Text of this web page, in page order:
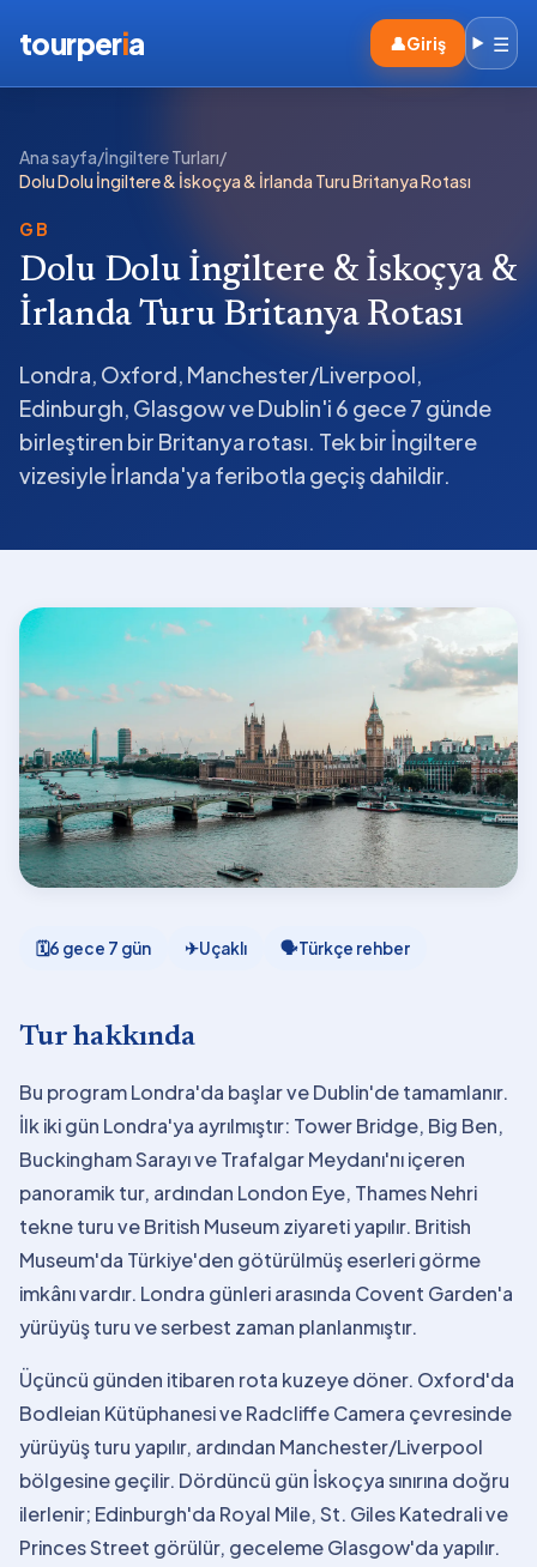
tourperia 👤Giriş ☰
Ana sayfa/İngiltere Turları/
Dolu Dolu İngiltere & İskoçya & İrlanda Turu Britanya Rotası
GB
Dolu Dolu İngiltere & İskoçya &
İrlanda Turu Britanya Rotası
Londra, Oxford, Manchester/Liverpool,
Edinburgh, Glasgow ve Dublin'i 6 gece 7 günde
birleştiren bir Britanya rotası. Tek bir İngiltere
vizesiyle İrlanda'ya feribotla geçiş dahildir.
🗓6 gece 7 gün ✈Uçaklı 🗣Türkçe rehber
Tur hakkında
Bu program Londra'da başlar ve Dublin'de tamamlanır.
İlk iki gün Londra'ya ayrılmıştır: Tower Bridge, Big Ben,
Buckingham Sarayı ve Trafalgar Meydanı'nı içeren
panoramik tur, ardından London Eye, Thames Nehri
tekne turu ve British Museum ziyareti yapılır. British
Museum'da Türkiye'den götürülmüş eserleri görme
imkânı vardır. Londra günleri arasında Covent Garden'a
yürüyüş turu ve serbest zaman planlanmıştır.
Üçüncü günden itibaren rota kuzeye döner. Oxford'da
Bodleian Kütüphanesi ve Radcliffe Camera çevresinde
yürüyüş turu yapılır, ardından Manchester/Liverpool
bölgesine geçilir. Dördüncü gün İskoçya sınırına doğru
ilerlenir; Edinburgh'da Royal Mile, St. Giles Katedrali ve
Princes Street görülür, geceleme Glasgow'da yapılır.